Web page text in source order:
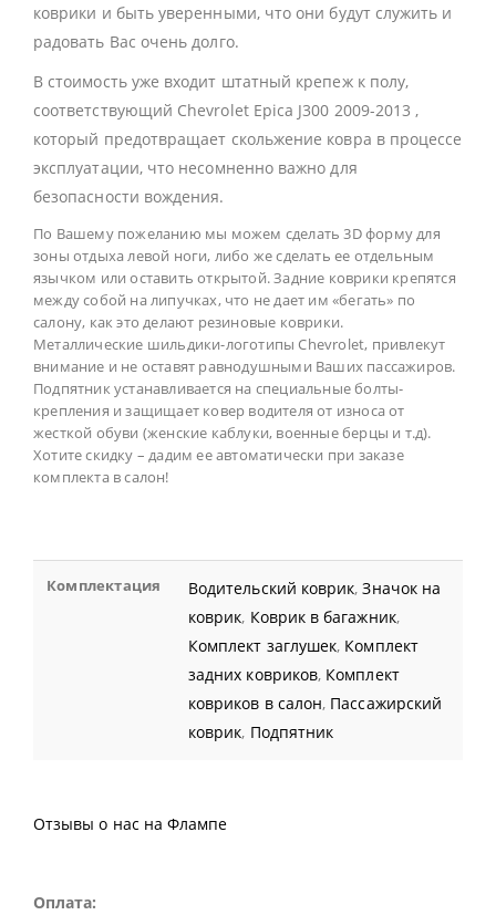
коврики и быть уверенными, что они будут служить и
радовать Вас очень долго.
В стоимость уже входит штатный крепеж к полу,
соответствующий Chevrolet Epica J300 2009-2013 ,
который предотвращает скольжение ковра в процессе
эксплуатации, что несомненно важно для
безопасности вождения.
По Вашему пожеланию мы можем сделать 3D форму для
зоны отдыха левой ноги, либо же сделать ее отдельным
язычком или оставить открытой. Задние коврики крепятся
между собой на липучках, что не дает им «бегать» по
салону, как это делают резиновые коврики.
Металлические шильдики-логотипыChevrolet, привлекут
внимание и не оставят равнодушными Ваших пассажиров.
Подпятник устанавливается на специальные болты-
крепления и защищает ковер водителя от износа от
жесткой обуви (женские каблуки, военные берцы и т.д).
Хотите скидку – дадим ее автоматически при заказе
комплекта в салон!
Комплектация Водительский коврик,Значок на
коврик, Коврик в багажник,
Комплект заглушек, Комплект
задних ковриков, Комплект
ковриков в салон, Пассажирский
коврик, Подпятник
Отзывы о нас на Флампе
Оплата: